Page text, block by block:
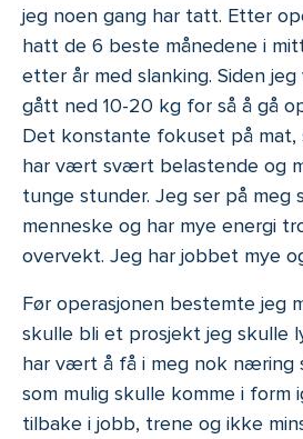
jeg noen gang har tatt. Etter
hatt de 6 beste månedene i
etter år med slanking. Siden jeg
gått ned 10-20 kg for så å gå
Det konstante fokuset på mat,
har vært svært belastende og
tunge stunder. Jeg ser på meg
menneske og har mye energi
overvekt. Jeg har jobbet mye
Før operasjonen bestemte jeg
skulle bli et prosjekt jeg skulle
har vært å få i meg nok næring
som mulig skulle komme i form
tilbake i jobb, trene og ikke